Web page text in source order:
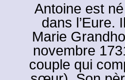
Antoine est
dans l’Eure.
Marie
novembre
couple qui